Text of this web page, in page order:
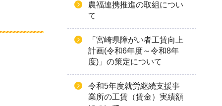
農福連携推進の取組につい
て
「宮崎県障がい者工賃向上
計画(令和6年度～令和8年
度)」の策定について
令和5年度就労継続支援事
業所の工賃（賃金）実績額